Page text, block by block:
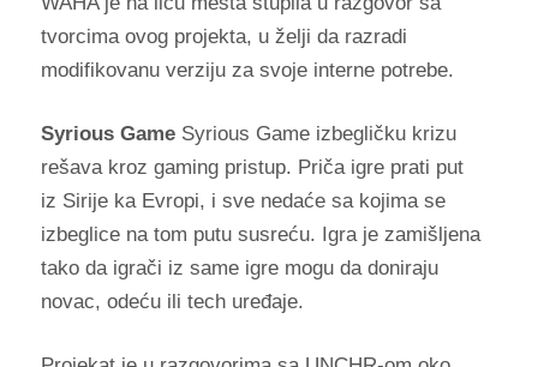
tvorcima ovog projekta, u želji da razradi
modifikovanu verziju za svoje interne potrebe.
Syrious GameSyrious Game izbegličku krizu
rešava kroz gaming pristup. Priča igre prati put
iz Sirije ka Evropi, i sve nedaće sa kojima se
izbeglice na tom putu susreću. Igra je zamišljena
tako da igrači iz same igre mogu da doniraju
novac, odeću ili tech uređaje.